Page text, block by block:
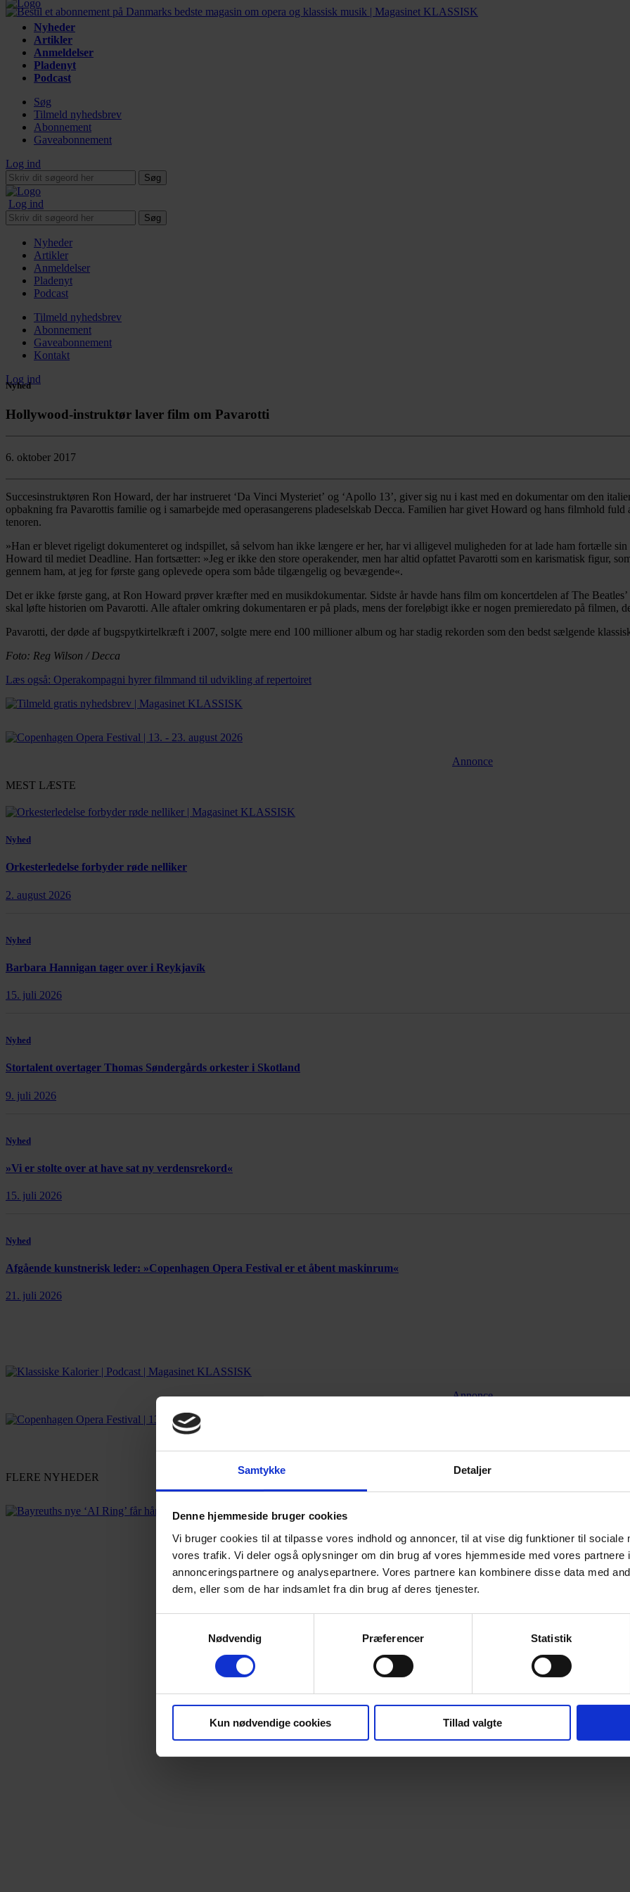
Samtykke Detaljer
Denne hjemmeside bruger cookies
Vi bruger cookies til at tilpasse vores indhold og annoncer, til at vise dig funktioner til sociale
vores trafik. Vi deler også oplysninger om din brug af vores hjemmeside med vores partnere
annonceringspartnere og analysepartnere. Vores partnere kan kombinere disse data med
dem, eller som de har indsamlet fra din brug af deres tjenester.
Nødvendig
Præferencer Statistik
Kun nødvendige cookies Tillad valgte
Nyheder
Artikler
Anmeldelser
Pladenyt
Podcast
Søg
Tilmeld nyhedsbrev
Abonnement
Gaveabonnement
Log ind
Søg
Log ind
Søg
Nyheder
Artikler
Anmeldelser
Pladenyt
Podcast
Tilmeld nyhedsbrev
Abonnement
Gaveabonnement
Kontakt
Log ind
Nyhed
Hollywood-instruktør laver film om Pavarotti
6. oktober 2017
Succesinstruktøren Ron Howard, der har instrueret ʻDa Vinci Mysterietʼ og ʻApollo 13ʼ, giver sig nu i kast med en dokumentar om den
opbakning fra Pavarottis familie og i samarbejde med operasangerens pladeselskab Decca. Familien har givet Howard og hans filmhold
tenoren.
»Han er blevet rigeligt dokumenteret og indspillet, så selvom han ikke længere er her, har vi alligevel muligheden for at lade ham fortælle
Howard til mediet Deadline. Han fortsætter: »Jeg er ikke den store operakender, men har altid opfattet Pavarotti som en karismatisk figur,
gennem ham, at jeg for første gang oplevede opera som både tilgængelig og bevægende«.
Det er ikke første gang, at Ron Howard prøver kræfter med en musikdokumentar. Sidste år havde hans film om koncertdelen af The
skal løfte historien om Pavarotti. Alle aftaler omkring dokumentaren er på plads, mens der foreløbigt ikke er nogen premieredato på filmen,
Pavarotti, der døde af bugspytkirtelkræft i 2007, solgte mere end 100 millioner album og har stadig rekorden som den bedst sælgende
Foto: Reg Wilson / Decca
Læs også: Operakompagni hyrer filmmand til udvikling af repertoiret
Annonce
MEST LÆSTE
Nyhed
Orkesterledelse forbyder røde nelliker
2. august 2026
Nyhed
Barbara Hannigan tager over i Reykjavík
15. juli 2026
Nyhed
Stortalent overtager Thomas Søndergårds orkester i Skotland
9. juli 2026
Nyhed
»Vi er stolte over at have sat ny verdensrekord«
15. juli 2026
Nyhed
Afgående kunstnerisk leder: »Copenhagen Opera Festival er et åbent maskinrum«
21. juli 2026
Annonce
FLERE NYHEDER